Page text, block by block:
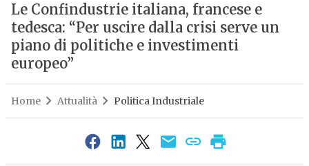
Le Confindustrie italiana, francese e
tedesca: “Per uscire dalla crisi serve un
piano di politiche e investimenti
europeo”
Home Attualità Politica Industriale